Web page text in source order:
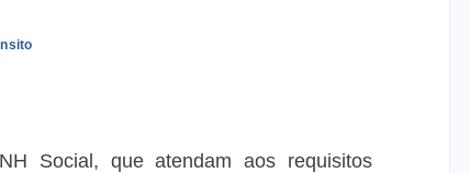
Social, que atendam aos requisitos